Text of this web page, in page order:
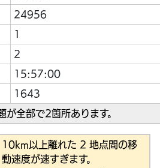
24956
1
2
15:57:00
1643
が全部で2箇所あります。
10km以上離れた 2 地点間の移
動速度が速すぎます。